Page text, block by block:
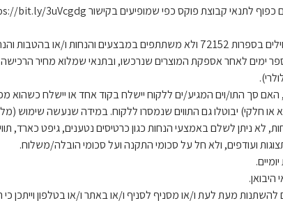
*קוד/י התווים הדיגיטליים (מתחילים בספרות 72152 ולא
ימים לאחר אספקת המוצרים שנרכשו, ובתנאי שמלוא מחיר
האם סך התו/וים המגיע/ים ללקוח יישלח בקוד אחד או יישלח
חלקי) יבוטלו גם התווים שנמסרו ללקוח. במידה שנעשה שימוש (מלא
לא ניתן לשלם באמצעי הנחות כגון כרטיסים נטענים, גיפט כארד,
ועודפים, ולא חל על סכומי התקנה ועל סכומי הובלה/משלוח.
להשתנות מעת לעת ו/או מסניף לסניף ו/או באתר ו/או בטלפון וייתכן